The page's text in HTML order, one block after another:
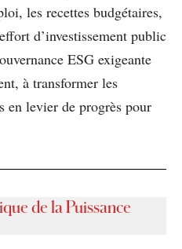
les recettes budgétaires,
d’investissement public
ESG exigeante
à transformer les
en levier de progrès pour
de la Puissance